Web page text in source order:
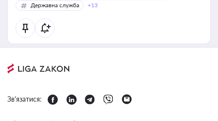
Державна служба
+13
Зв'язатися: